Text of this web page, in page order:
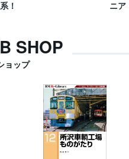
！
ニア
SHOP
ョップ